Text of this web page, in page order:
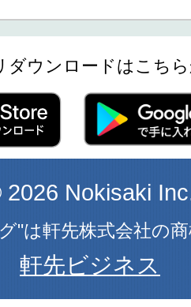
ダウンロードはこち
Nokisaki
"は軒先株式会社の
軒先ビジネス